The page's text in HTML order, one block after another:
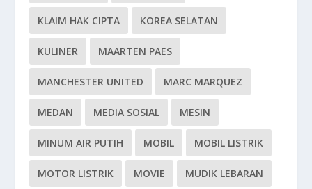
KLAIM HAK CIPTA KOREA SELATAN
KULINER MAARTEN PAES
MANCHESTER UNITED MARC MARQUEZ
MEDAN MEDIA SOSIAL MESIN
MINUM AIR PUTIH MOBIL MOBIL LISTRIK
MOTOR LISTRIK MOVIE MUDIK LEBARAN